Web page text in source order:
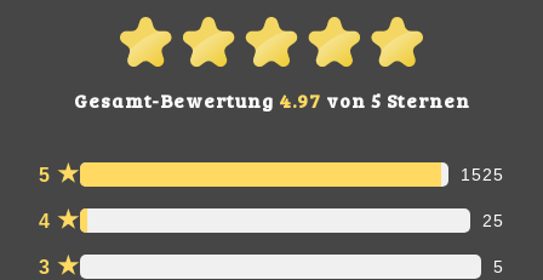
Gesamt-Bewertung 4.97 von 5 Sternen
5 ★ 1525
4 ★ 25
3 ★ 5